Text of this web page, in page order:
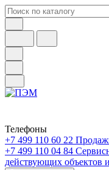
Телефоны
+7 499 110 60 22
+7 499 110 04 84
действующих объектов